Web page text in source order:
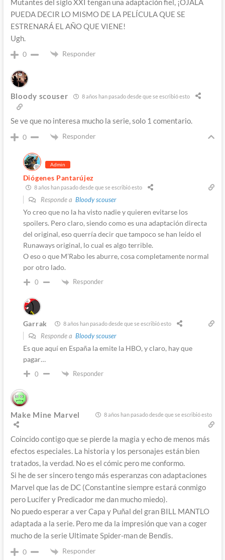
Mutantes del siglo XXI tengan una adaptación fiel, ¡OJALÁ
PUEDA DECIR LO MISMO DE LA PELÍCULA QUE SE
ESTRENARÁ EL AÑO QUE VIENE!
Ugh.
0 Responder
Bloody scouser 8 años han pasado desde que se escribió esto
Se ve que no interesa mucho la serie, solo 1 comentario.
0 Responder
Admin
Diógenes Pantarújez
8 años han pasado desde que se escribió esto
Responde a Bloody scouser
Yo creo que no la ha visto nadie y quieren evitarse los
spoilers. Pero claro, siendo como es una adaptación directa
del original, eso querría decir que tampoco se han leído el
Runaways original, lo cual es algo terrible.
O eso o que M’Rabo les aburre, cosa completamente normal
por otro lado.
0 Responder
Garrak 8 años han pasado desde que se escribió esto
Responde a Bloody scouser
Es que aquí en España la emite la HBO, y claro, hay que
pagar…
0 Responder
Make Mine Marvel 8 años han pasado desde que se escribió esto
Coincido contigo que se pierde la magia y echo de menos más
efectos especiales. La historia y los personajes están bien
tratados, la verdad. No es el cómic pero me conformo.
Si he de ser sincero tengo más esperanzas con adaptaciones
Marvel que las de DC (Constantine siempre estará conmigo
pero Lucifer y Predicador me dan mucho miedo).
No puedo esperar a ver Capa y Puñal del gran BILL MANTLO
adaptada a la serie. Pero me da la impresión que van a coger
mucho de la serie Ultimate Spider-man de Bendis.
0 Responder